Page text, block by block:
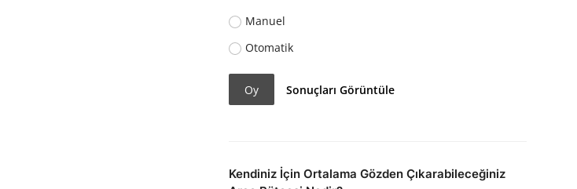
Manuel
Otomatik
Oy Sonuçları Görüntüle
Kendiniz İçin Ortalama Gözden Çıkarabileceğiniz